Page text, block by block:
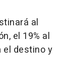
al
el 19% al
el destino y